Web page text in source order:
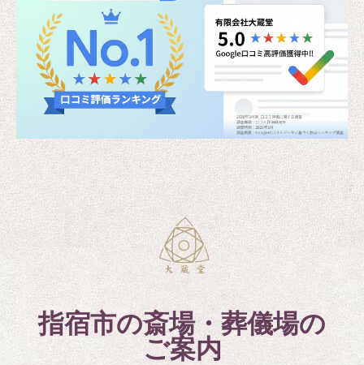
指宿市の斎場・葬儀場の
ご案内